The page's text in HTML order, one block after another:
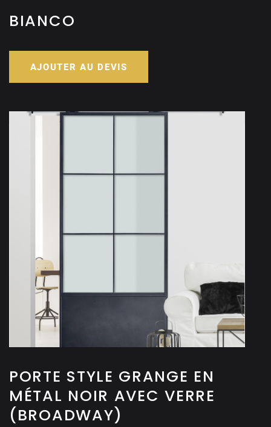
BIANCO
AJOUTER AU DEVIS
PORTE STYLE GRANGE EN
MÉTAL NOIR AVEC VERRE
(BROADWAY)